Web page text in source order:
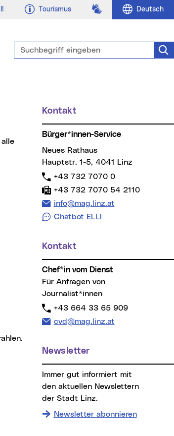
Tourismus Gebärdensprache
Deutsch
Suchbegriff eingeben
Weitere Informationen
Kontakt
Bürger*innen-Service
Neues Rathaus
Hauptstr. 1-5, 4041 Linz
Telefon:
+43 732 7070 0
Fax:
+43 732 7070 54 2110
E-Mail Adresse:
info@mag.linz.at
Chatbot ELLI
Kontakt
Chef*in vom Dienst
Für Anfragen von
Journalist*innen
Telefon:
+43 664 33 65 909
E-Mail Adresse:
cvd@mag.linz.at
Newsletter
den aktuellen Newslettern
der Stadt Linz.
Newsletter abonnieren